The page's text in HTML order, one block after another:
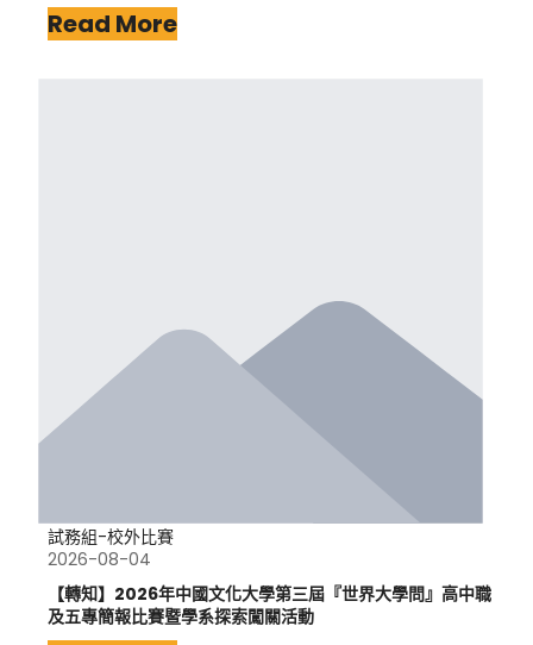
Read More
試務組-校外比賽
2026-08-04
【轉知】2026年中國文化大學第三屆『世界大學問』高中職
及五專簡報比賽暨學系探索闖關活動